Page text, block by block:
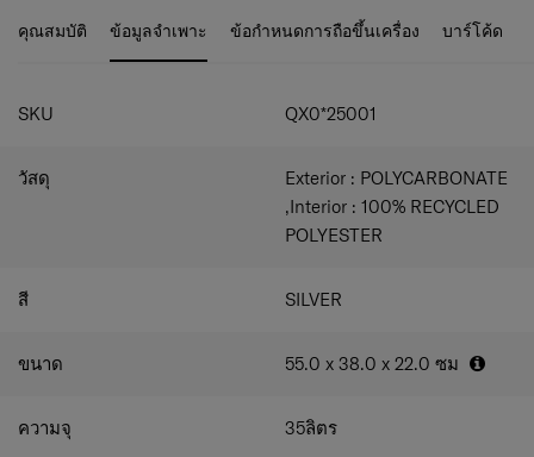
บอกถึงความพิเศษสุดและกระบวนการการผลิตที่ซับซ้อน ซึ่ง
ทำให้กระเป๋าเดินทางรุ่นนี้โดดเด่นแตกต่างจากกระเป๋าเดิน
ทางอื่นในท้องตลาด นวัตกรรมที่ปฏิวัติวงการอีกสิ่งหนึ่งคือ
สะเทือนและเสียงดังได้ด้วยกลไกใหม่ที่ช่วยให้คุณรู้สึกถึง
กระเป๋าได้อย่างมีประสิทธิภาพ ล็อค TSA แบบ 3 หลัก ซิปกัน
ขโมยพร้อมหัวซิปแม่เหล็กเพิ่มความปลอดภัย พื้นที่จัดเก็บ
ขยายได้สำหรับกระเป๋าไซซ์กลางและใหญ่ วัสดุบุด้านใน
ออกแบบที่กลมกลืน นวัตกรรมการผลิต รวมถึงรายละเอียดอัน
แถบโลโก้อลูมิเนียม กลมกลืนกับกันกระแทกมุมกระเป๋า
นวัตกรรมล้อกันสะเทือน Aero-Trac™ (ล้อยาง TPE / 50
​ช่องจัดเก็บภายใน พร้อมแผ่นกั้นและช่องใส่ของเปียก บุ
ด้วยวัสดุที่ทำจากโพลีเอสเตอร์รีไซเคิล ด้วยเทคโนโลยี
คุณสมบัติ
ด้านสีสัน ผิวสัมผัสที่เยี่ยมยอดและประณีต บนวัสดุโพลี
ส่วนประกอบเมทัลลิคของกระเป๋าเข้ากับวัสดุตัวกระเป๋า
คุณสมบัติ ข้อมูลจำเพาะ ข้อกำหนดการถือขึ้นเครื่อง บาร์โค้ด
SKU QX0*25001
วัสดุ
Exterior : POLYCARBONATE
,Interior : 100% RECYCLED
POLYESTER
สี SILVER
ขนาด 55.0 x 38.0 x 22.0 ซม
ความจุ 35ลิตร